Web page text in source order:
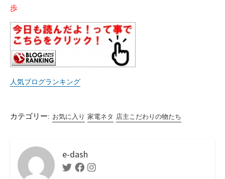
歩
人気ブログランキング
カテゴリー: お気に入り 家電ネタ 店主こだわりの物たち
e-dash
TwitterFacebookInstagram